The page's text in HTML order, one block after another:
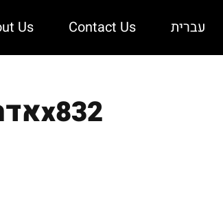
Us Contact Us עברית
מתחם גני ילדים בבית חנינא 3 – MAARCS אדריכלים_1280x832